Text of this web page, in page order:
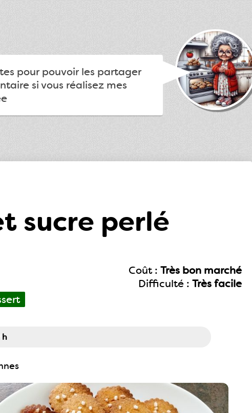
pour pouvoir les partager
si vous réalisez mes
sucre perlé
Coût : Très bon marché
Difficulté : Très facile
h